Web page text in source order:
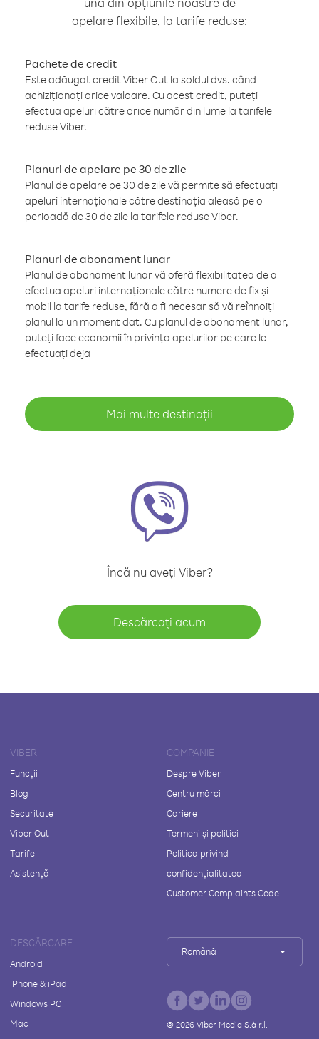
apelare flexibile, la tarife reduse:
Pachete de credit
Este adăugat credit Viber Out la soldul dvs. când
achiziționați orice valoare. Cu acest credit, puteți
efectua apeluri către orice număr din lume la tarifele
reduse Viber.
Planuri de apelare pe 30 de zile
Planul de apelare pe 30 de zile vă permite să efectuați
apeluri internaționale către destinația aleasă pe o
perioadă de 30 de zile la tarifele reduse Viber.
Planuri de abonament lunar
Planul de abonament lunar vă oferă flexibilitatea de a
efectua apeluri internaționale către numere de fix și
mobil la tarife reduse, fără a fi necesar să vă reînnoiți
planul la un moment dat. Cu planul de abonament lunar,
puteți face economii în privința apelurilor pe care le
efectuați deja
Mai multe destinații
Încă nu aveți Viber?
Descărcați acum
VIBER
Funcții
Blog
Securitate
Viber Out
Tarife
Asistență
COMPANIE
Despre Viber
Centru mărci
Cariere
Termeni și politici
Politica privind
confidențialitatea
Customer Complaints Code
DESCĂRCARE
Android
iPhone & iPad
Windows PC
Mac
Română
© 2026Viber Media S.à r.l.